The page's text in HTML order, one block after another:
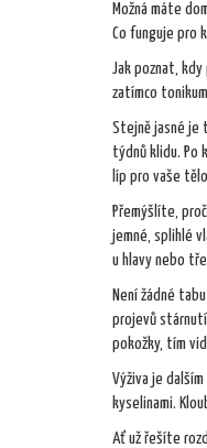
Možná máte
Co funguje pro
Jak poznat,
zatímco
Stejně jasné je
týdnů klidu. Po
líp pro vaše
Přemýšlíte,
jemné, splihlé
u hlavy nebo
Není žádné
projevů
pokožky, tím
Výživa je
kyselinami.
Ať už řešíte